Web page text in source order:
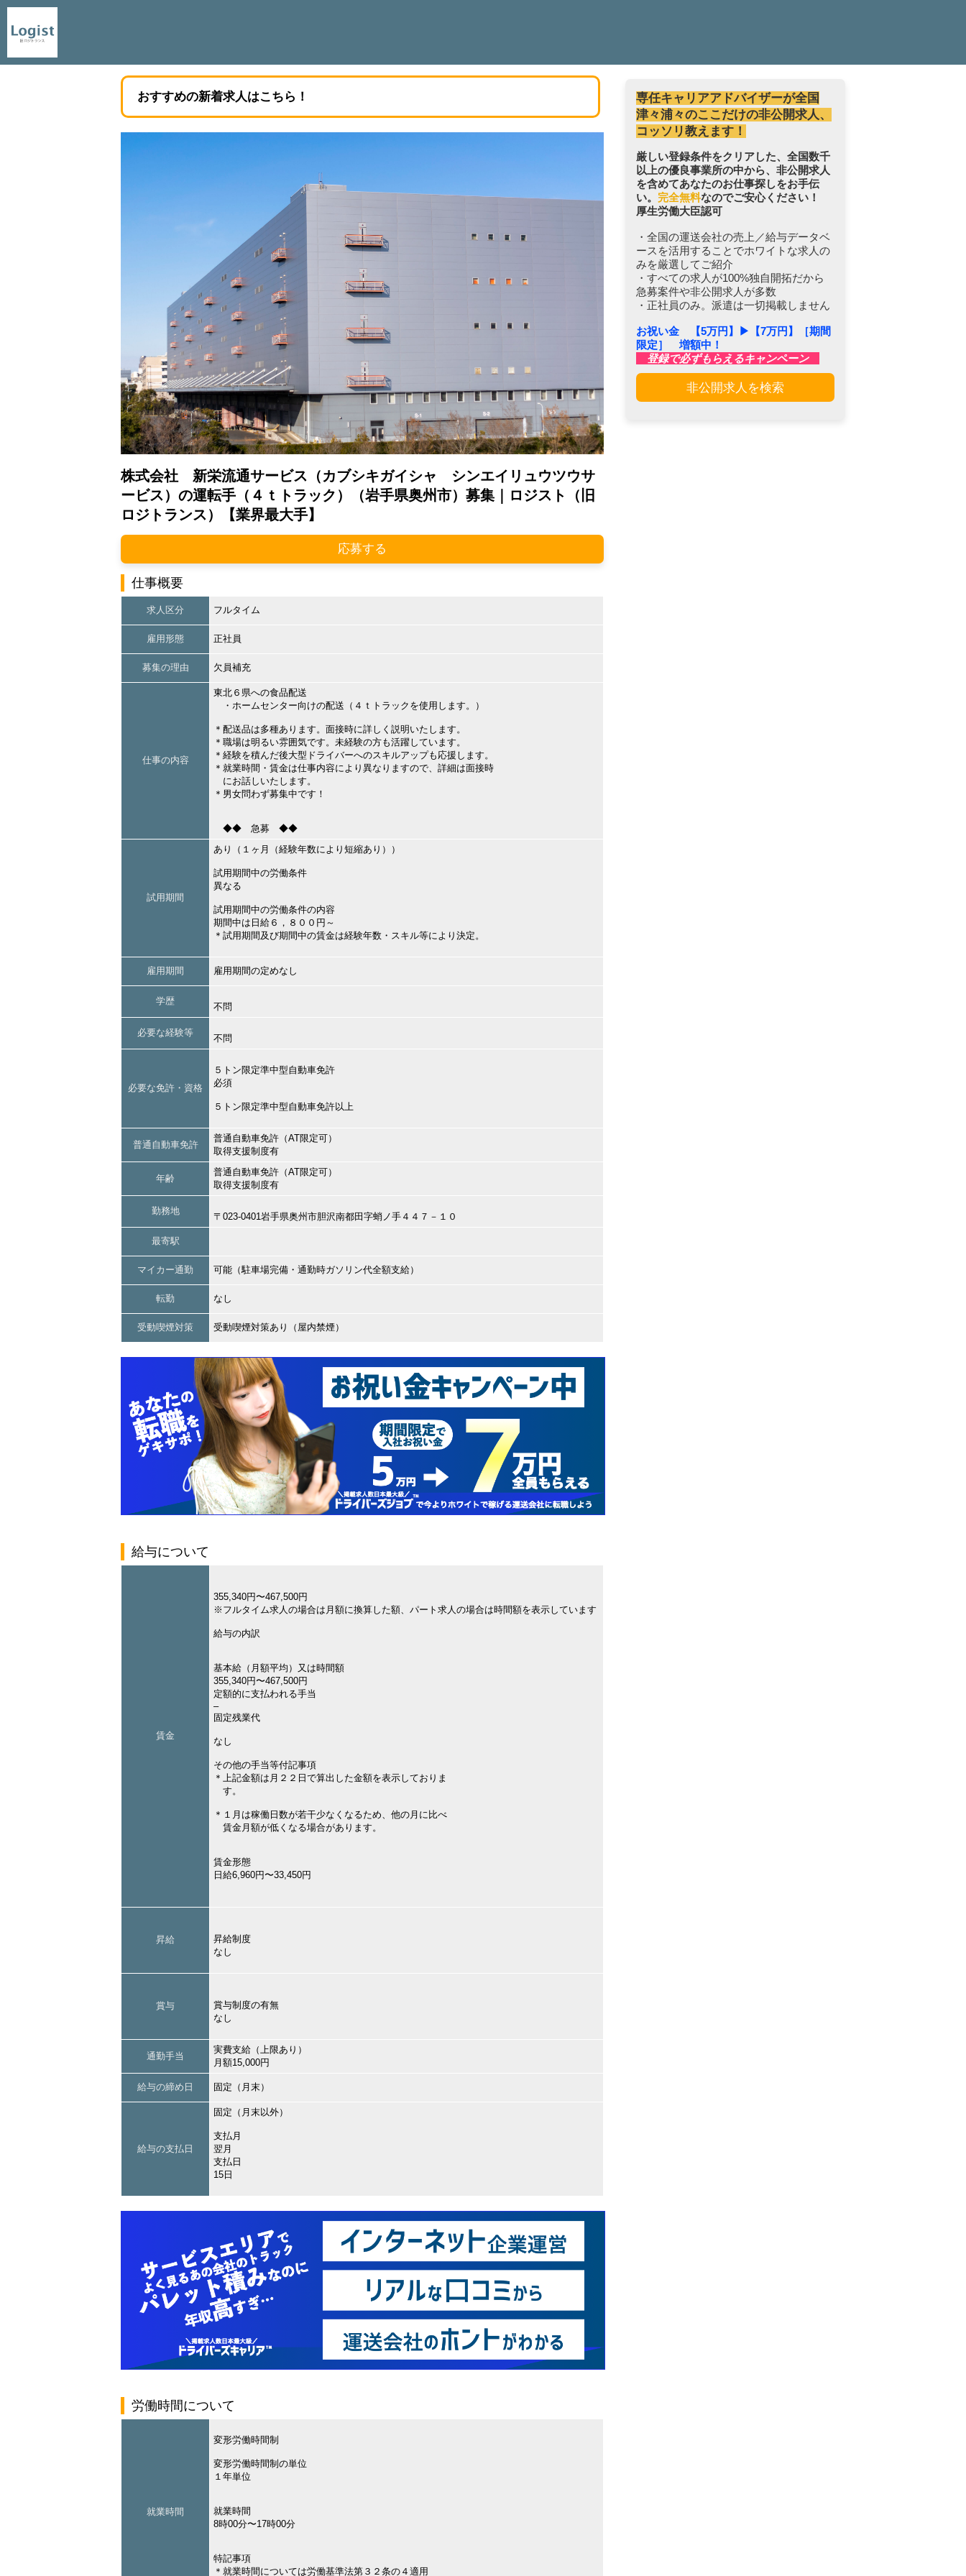
おすすめの新着求人はこちら！
株式会社 新栄流通サービス（カブシキガイシャ シンエイリュウツウサ
ービス）の運転手（４ｔトラック）（岩手県奥州市）募集｜ロジスト（旧
ロジトランス）【業界最大手】
応募する
仕事概要
求人区分 フルタイム
雇用形態 正社員
募集の理由 欠員補充
仕事の内容
東北６県への食品配送
・ホームセンター向けの配送（４ｔトラックを使用します。）
＊配送品は多種あります。面接時に詳しく説明いたします。
＊職場は明るい雰囲気です。未経験の方も活躍しています。
＊経験を積んだ後大型ドライバーへのスキルアップも応援します。
＊就業時間・賃金は仕事内容により異なりますので、詳細は面接時
にお話しいたします。
＊男女問わず募集中です！
◆◆ 急募 ◆◆
試用期間
あり（１ヶ月（経験年数により短縮あり））
試用期間中の労働条件
異なる
試用期間中の労働条件の内容
期間中は日給６，８００円～
＊試用期間及び期間中の賃金は経験年数・スキル等により決定。
雇用期間 雇用期間の定めなし
学歴
不問
必要な経験等
不問
必要な免許・資格
５トン限定準中型自動車免許
必須
５トン限定準中型自動車免許以上
普通自動車免許
普通自動車免許（AT限定可）
取得支援制度有
年齢
普通自動車免許（AT限定可）
取得支援制度有
勤務地
〒023-0401岩手県奥州市胆沢南都田字蛸ノ手４４７－１０
最寄駅
マイカー通勤 可能（駐車場完備・通勤時ガソリン代全額支給）
転勤 なし
受動喫煙対策 受動喫煙対策あり（屋内禁煙）
給与について
賃金
355,340円〜467,500円
※フルタイム求人の場合は月額に換算した額、パート求人の場合は時間額を表示しています
給与の内訳
基本給（月額平均）又は時間額
355,340円〜467,500円
定額的に支払われる手当
–
固定残業代
なし
その他の手当等付記事項
＊上記金額は月２２日で算出した金額を表示しておりま
す。
＊１月は稼働日数が若干少なくなるため、他の月に比べ
賃金月額が低くなる場合があります。
賃金形態
日給6,960円〜33,450円
昇給
昇給制度
なし
賞与
賞与制度の有無
なし
通勤手当
実費支給（上限あり）
月額15,000円
給与の締め日 固定（月末）
給与の支払日
固定（月末以外）
支払月
翌月
支払日
15日
労働時間について
就業時間
変形労働時間制
変形労働時間制の単位
１年単位
就業時間
8時00分〜17時00分
特記事項
＊就業時間については労働基準法第３２条の４適用
専任キャリアアドバイザーが全国
津々浦々のここだけの非公開求人、
コッソリ教えます！
厳しい登録条件をクリアした、全国数千
以上の優良事業所の中から、非公開求人
を含めてあなたのお仕事探しをお手伝
い。 完全無料なのでご安心ください！
厚生労働大臣認可
・全国の運送会社の売上／給与データベ
ースを活用することでホワイトな求人の
みを厳選してご紹介
・すべての求人が100%独自開拓だから
急募案件や非公開求人が多数
・正社員のみ。派遣は一切掲載しません
お祝い金 【5万円】▶︎【7万円】［期間
限定］ 増額中！
登録で必ずもらえるキャンペーン
非公開求人を検索